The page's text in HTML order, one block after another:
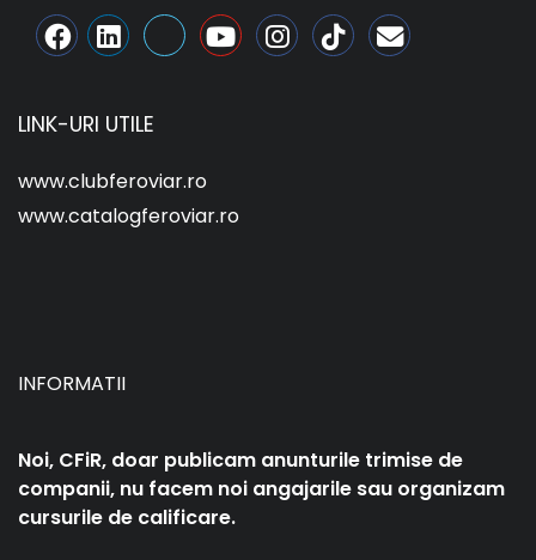
LINK-URI UTILE
www.clubferoviar.ro
www.catalogferoviar.ro
INFORMATII
Noi, CFiR, doar publicam anunturile trimise de
companii, nu facem noi angajarile sau organizam
cursurile de calificare.